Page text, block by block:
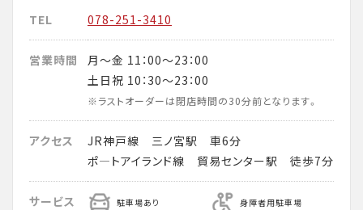
TEL 078-251-3410
営業時間
月～金 11：00～23：00
土日祝 10：30～23：00
※ラストオーダーは閉店時間の30分前となります。
アクセス
JR神戸線 三ノ宮駅 車6分
ポ―トアイランド線 貿易センター駅 徒歩7分
サービス 駐車場あり 身障者用駐車場